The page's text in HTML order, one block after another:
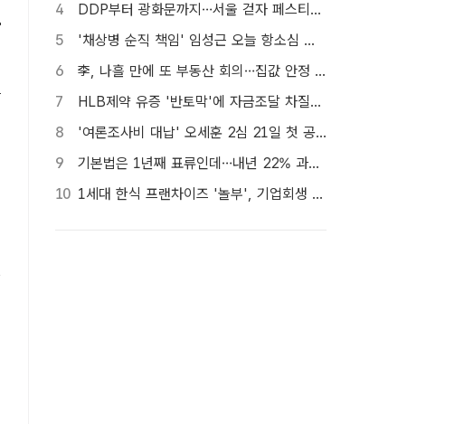
4
DDP부터 광화문까지…서울 걷자 페스티벌 참가자 5000명 모집
5
'채상병 순직 책임' 임성근 오늘 항소심 선고…1심 징역 3년
6
李, 나흘 만에 또 부동산 회의…집값 안정 승부처 '공급' 점검
7
HLB제약 유증 '반토막'에 자금조달 차질…R&D 줄이고 채무상환금 제외
8
'여론조사비 대납' 오세훈 2심 21일 첫 공판…1심 당선무효형
9
기본법은 1년째 표류인데…내년 22% 과세 강행, 가상자산 투자자 반발 확산
10
1세대 한식 프랜차이즈 '놀부', 기업회생 신청…11일 대표자 심문